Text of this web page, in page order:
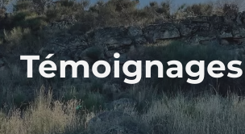
Témoignages